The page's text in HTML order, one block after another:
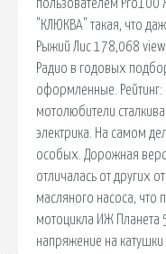
пользователем
"КЛЮКВА" такая, что
Рыжий Лис 178,068
Радио в годовых
оформленные.
мотолюбители
электрика. На самом
особых. Дорожная
отличалась от других
масляного насоса, что
мотоцикла ИЖ Планета
напряжение на